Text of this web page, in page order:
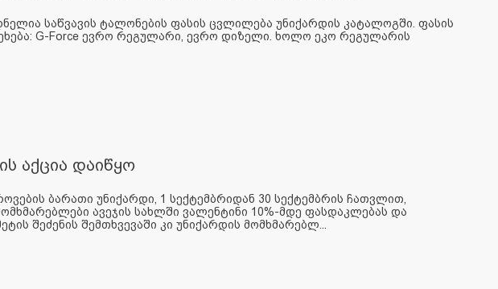
საწვავის ტალონების ფასის ცვლილება უნიქარდის კატალოგში. ფასის
G-Force ევრო რეგულარი, ევრო დიზელი. ხოლო ეკო რეგულარის
აქცია დაიწყო
ბარათი უნიქარდი, 1 სექტემბრიდან 30 სექტემბრის ჩათვლით,
ავეჯის სახლში ვალენტინი 10%-მდე ფასდაკლებას და
შეძენის შემთხვევაში კი უნიქარდის მომხმარებლ...